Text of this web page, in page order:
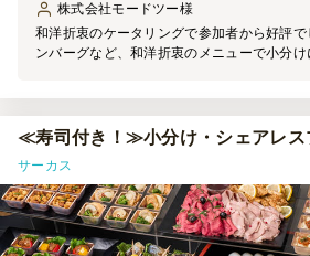
株式会社モードツー様
和洋折衷のケータリングで参加者から好評
ンバーグなど、和洋折衷のメニューで小分
≪寿司付き！≫小分け・シェアレス
サーカス